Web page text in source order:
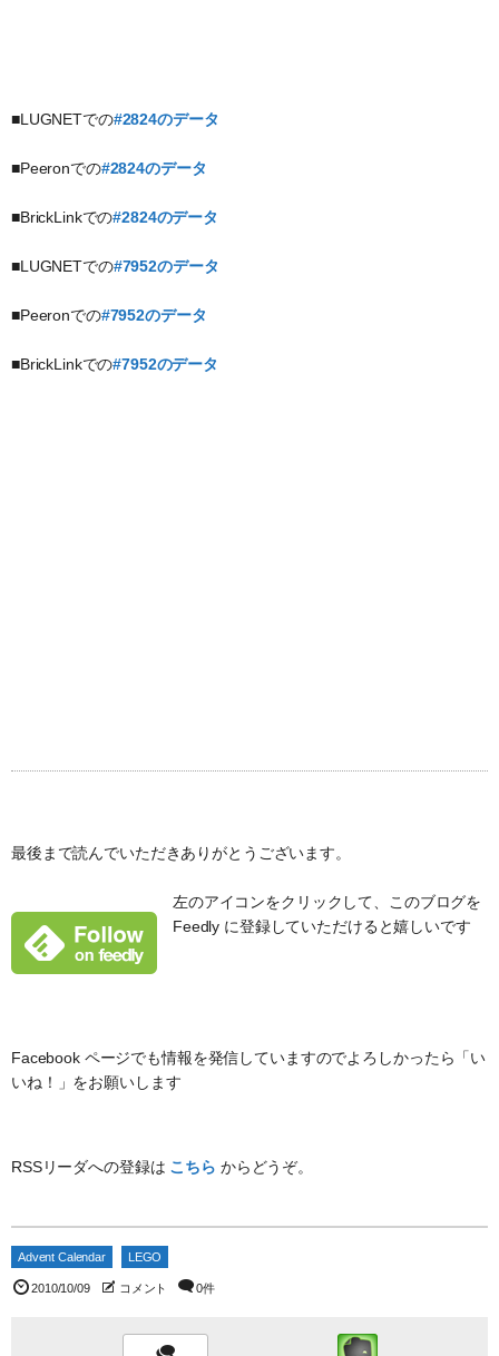
■LUGNETでの#2824のデータ
■Peeronでの#2824のデータ
■BrickLinkでの#2824のデータ
■LUGNETでの#7952のデータ
■Peeronでの#7952のデータ
■BrickLinkでの#7952のデータ
最後まで読んでいただきありがとうございます。
左のアイコンをクリックして、このブログを
Feedly に登録していただけると嬉しいです
Facebook ページでも情報を発信していますのでよろしかったら「い
いね！」をお願いします
RSSリーダへの登録は こちら からどうぞ。
Advent Calendar LEGO
2010/10/09 コメント 0件